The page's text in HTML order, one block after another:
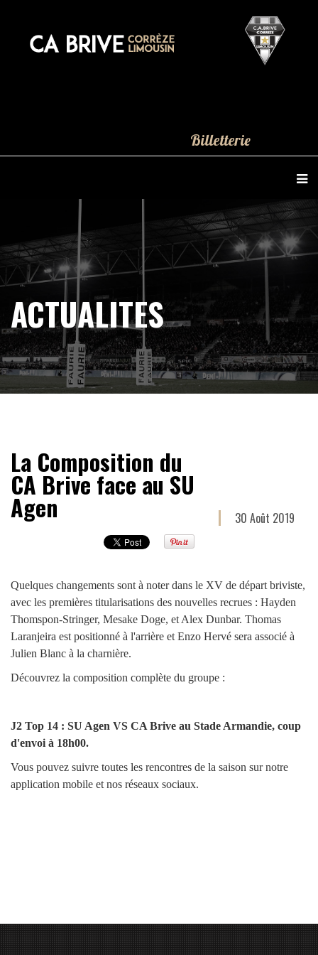
Billetterie
ACTUALITES
La Composition du
CA Brive face au SU
Agen 30 Août 2019
Quelques changements sont à noter dans le XV de départ briviste,
avec les premières titularisations des nouvelles recrues : Hayden
Thomspon-Stringer, Mesake Doge, et Alex Dunbar. Thomas
Laranjeira est positionné à l'arrière et Enzo Hervé sera associé à
Julien Blanc à la charnière.
Découvrez la composition complète du groupe :
J2 Top 14 : SU Agen VS CA Brive au Stade Armandie, coup
d'envoi à 18h00.
Vous pouvez suivre toutes les rencontres de la saison sur notre
application mobile et nos réseaux sociaux.